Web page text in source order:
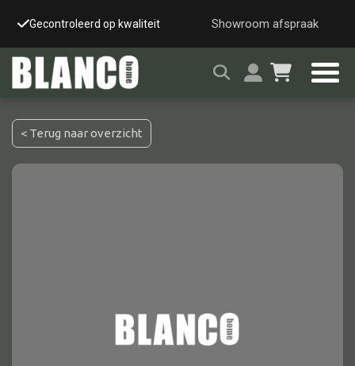
Gecontroleerd op kwaliteit Snelle & veilige
Showroom afspraak
< Terug naar overzicht